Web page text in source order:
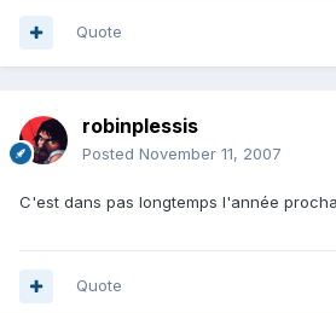
Quote
robinplessis
Posted November 11, 2007
C'est dans pas longtemps l'année
Quote